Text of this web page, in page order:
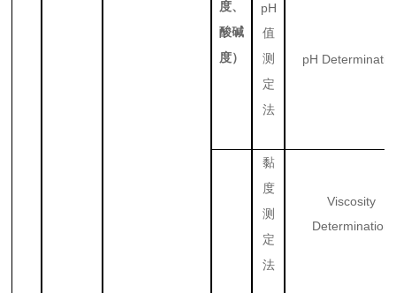
度、
酸碱
度）
pH
值
测
定
法
pH
黏
度
测
定
法
Viscosity
Determination